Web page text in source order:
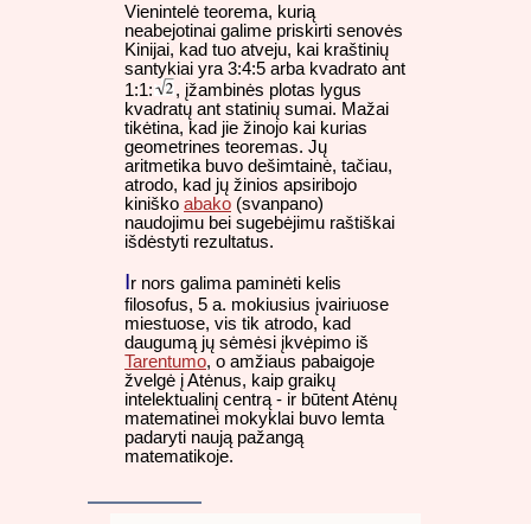
Vienintelė teorema, kurią
neabejotinai galime priskirti senovės
Kinijai, kad tuo atveju, kai kraštinių
santykiai yra 3:4:5 arba kvadrato ant
1:1:
, įžambinės plotas lygus
kvadratų ant statinių sumai. Mažai
tikėtina, kad jie žinojo kai kurias
geometrines teoremas. Jų
aritmetika buvo dešimtainė, tačiau,
atrodo, kad jų žinios apsiribojo
kiniško abako (svanpano)
naudojimu bei sugebėjimu raštiškai
išdėstyti rezultatus.
Ir nors galima paminėti kelis
filosofus, 5 a. mokiusius įvairiuose
miestuose, vis tik atrodo, kad
daugumą jų sėmėsi įkvėpimo iš
Tarentumo, o amžiaus pabaigoje
žvelgė į Atėnus, kaip graikų
intelektualinį centrą - ir būtent Atėnų
matematinei mokyklai buvo lemta
padaryti naują pažangą
matematikoje.